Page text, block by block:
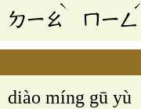
ㄉㄧㄠ
ˋ
ㄇㄧㄥ
ˊ
diào míng gū yù